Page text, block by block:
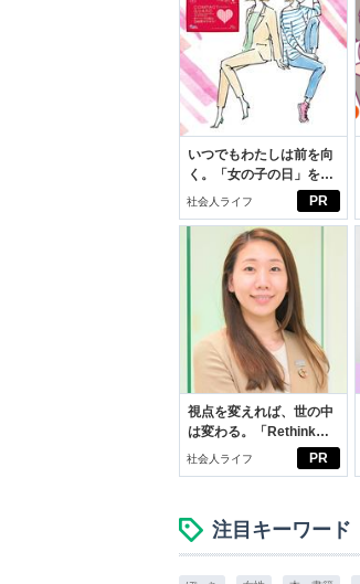
PR
いつでもわたしは前を向
く。「女の子の日」を前
向きに♪社会人エリ・大
社会人ライフ
PR
視点を変えれば、世の中
は変わる。「Rethink
PROJECT」がつたえた
社会人ライフ
注目キーワード